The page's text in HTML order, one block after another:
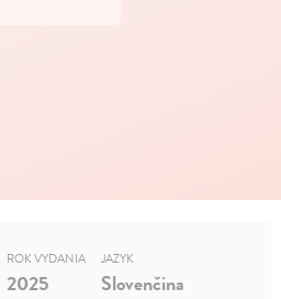
ROK VYDANIA
2025
JAZYK
Slovenčina